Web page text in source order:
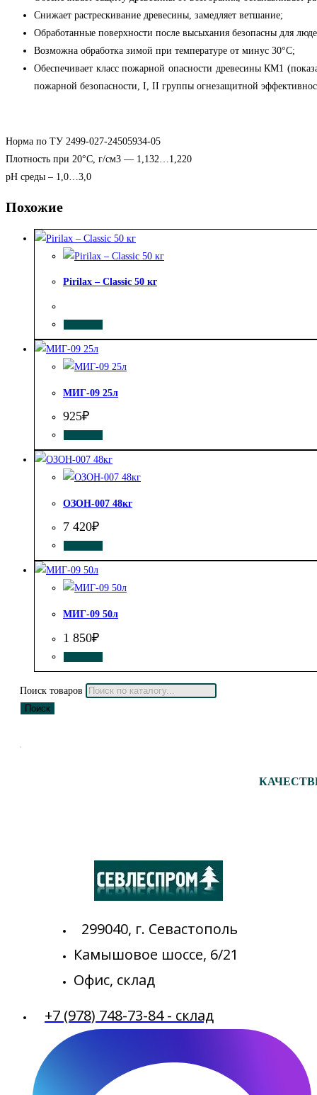
Снижает растрескивание древесины, замедляет ветшание;
Обработанные поверхности после высыхания безопасны для
Возможна обработка зимой при температуре от минус 30°С;
Обеспечивает класс пожарной опасности древесины КМ1
пожарной безопасности, I, II группы огнезащитной
Норма по ТУ 2499-027-24505934-05
Плотность при 20°С, г/см3 — 1,132…1,220
рН среды – 1,0…3,0
Похожие
Pirilax – Classic 50 кг
МИГ-09 25л
925₽
ОЗОН-007 48кг
7 420₽
МИГ-09 50л
1 850₽
Поиск товаров
Поиск
299040, г. Севастополь
Камышовое шоссе, 6/21
Офис, склад
+7 (978) 748-73-84 - склад